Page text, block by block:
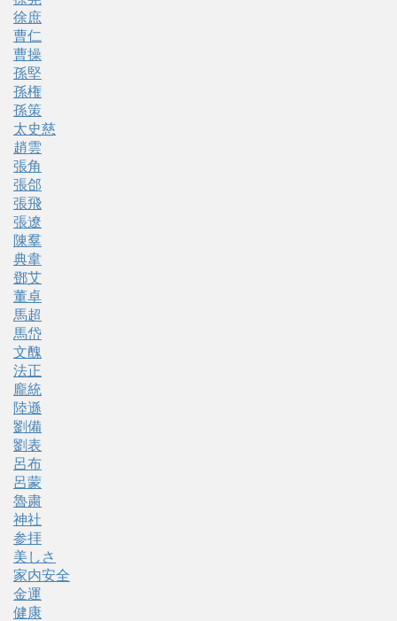
徐庶
曹仁
曹操
孫堅
孫権
孫策
太史慈
趙雲
張角
張郃
張飛
張遼
陳羣
典韋
鄧艾
董卓
馬超
馬岱
文醜
法正
龐統
陸遜
劉備
劉表
呂布
呂蒙
魯粛
神社
参拝
美しさ
家内安全
金運
健康